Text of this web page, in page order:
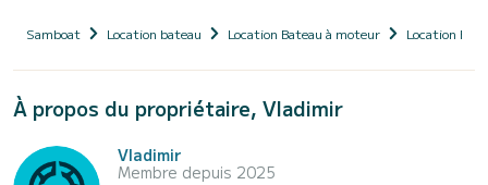
Samboat Location bateau Location Bateau à moteur Location
À propos du propriétaire, Vladimir
Vladimir
Membre depuis 2025